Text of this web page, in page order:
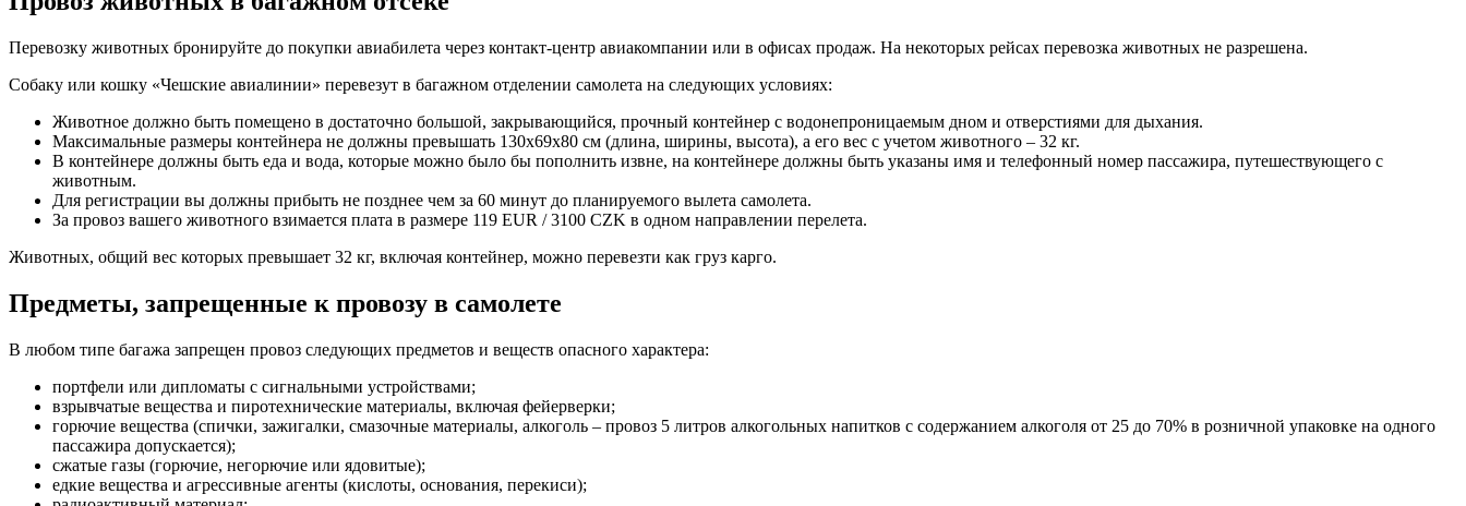
Перевозку животных бронируйте до покупки авиабилета через контакт-центр авиакомпании или в офисах продаж. На некоторых рейсах перевозка животных не разрешена.
Собаку или кошку «Чешские авиалинии» перевезут в багажном отделении самолета на следующих условиях:
Животное должно быть помещено в достаточно большой, закрывающийся, прочный контейнер с водонепроницаемым дном и отверстиями для дыхания.
Максимальные размеры контейнера не должны превышать 130x69x80 см (длина, ширины, высота), а его вес с учетом животного – 32 кг.
В контейнере должны быть еда и вода, которые можно было бы пополнить извне, на контейнере должны быть указаны имя и телефонный номер пассажира, путешествующего с
животным.
Для регистрации вы должны прибыть не позднее чем за 60 минут до планируемого вылета самолета.
За провоз вашего животного взимается плата в размере 119 EUR / 3100 CZK в одном направлении перелета.
Животных, общий вес которых превышает 32 кг, включая контейнер, можно перевезти как груз карго.
Предметы, запрещенные к провозу в самолете
В любом типе багажа запрещен провоз следующих предметов и веществ опасного характера:
портфели или дипломаты с сигнальными устройствами;
взрывчатые вещества и пиротехнические материалы, включая фейерверки;
горючие вещества (спички, зажигалки, смазочные материалы, алкоголь – провоз 5 литров алкогольных напитков с содержанием алкоголя от 25 до 70% в розничной упаковке на одного
пассажира допускается);
сжатые газы (горючие, негорючие или ядовитые);
едкие вещества и агрессивные агенты (кислоты, основания, перекиси);